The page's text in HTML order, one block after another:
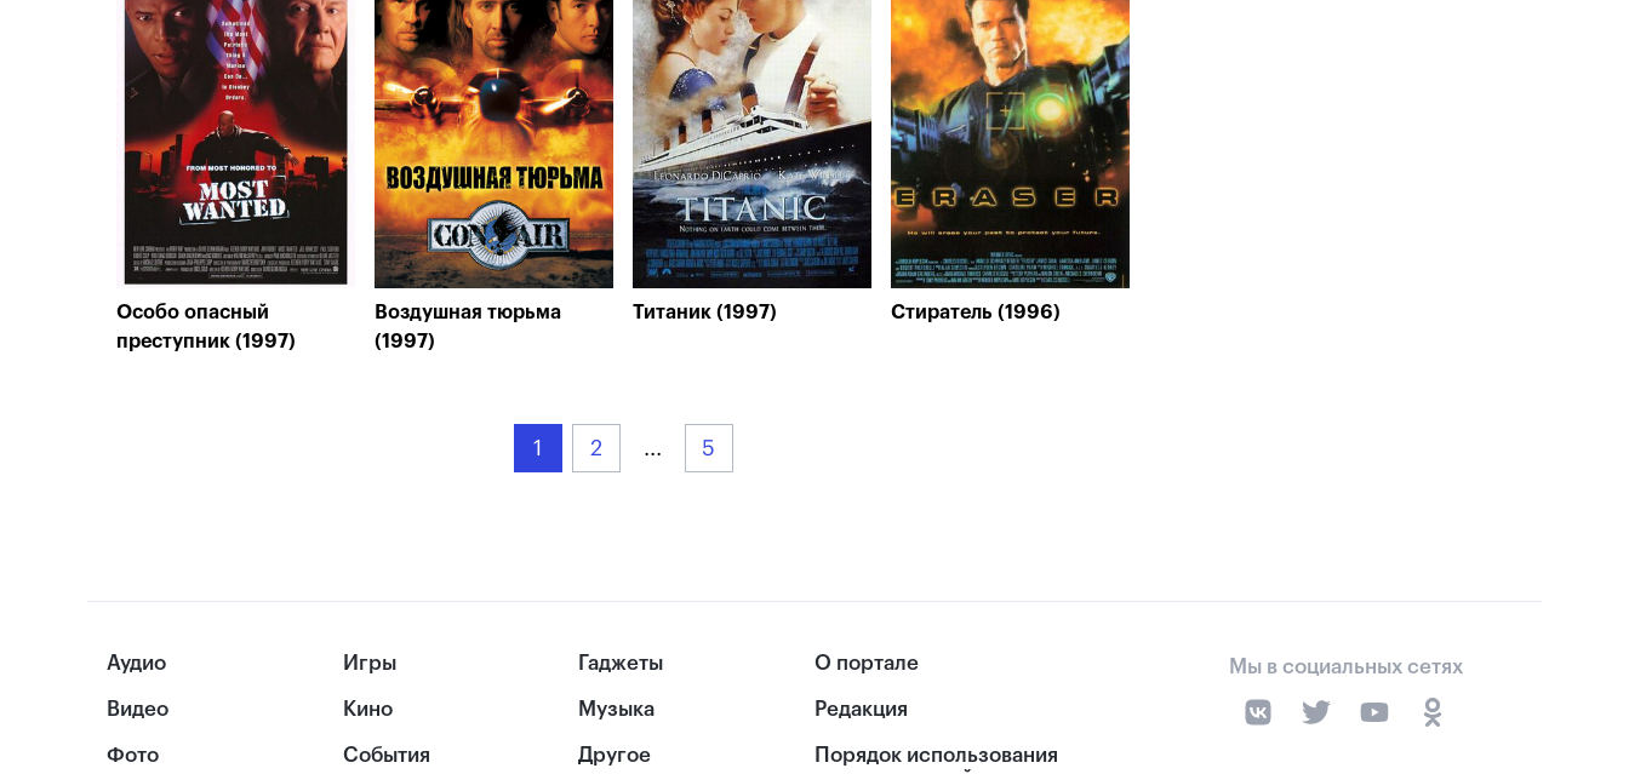
Особо опасный
преступник (1997)
Воздушная тюрьма
(1997)
Титаник (1997) Стиратель (1996)
1 2 ... 5
Аудио
Видео
Фото
Игры
Кино
События
Гаджеты
Музыка
Другое
О портале
Редакция
Порядок использования
Мы в социальных сетях